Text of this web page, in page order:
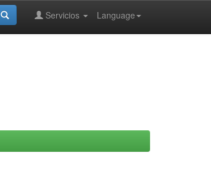
Language
Servicios